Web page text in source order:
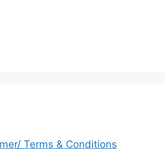
Terms & Conditions